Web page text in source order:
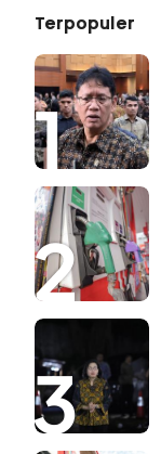
Terpopuler